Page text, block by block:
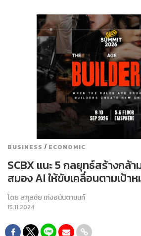
BUSINESS / ECONOMIC
SCBX แนะ 5 กลยุทธ์สร้างกล้
สมอง AI ให้ขับเคลื่อนตามเป้า
โดย สกุลชัย เก่งอนันตานนท์
15.11.2024